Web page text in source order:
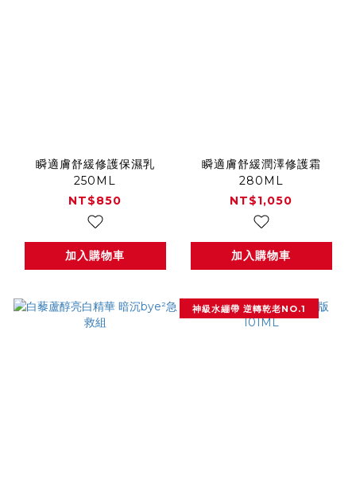
瞬適膚舒緩修護保濕乳
250ML
NT$850
加入購物車
瞬適膚舒緩潤澤修護霜
280ML
NT$1,050
加入購物車
神級水繃帶 逆轉乾老NO.1